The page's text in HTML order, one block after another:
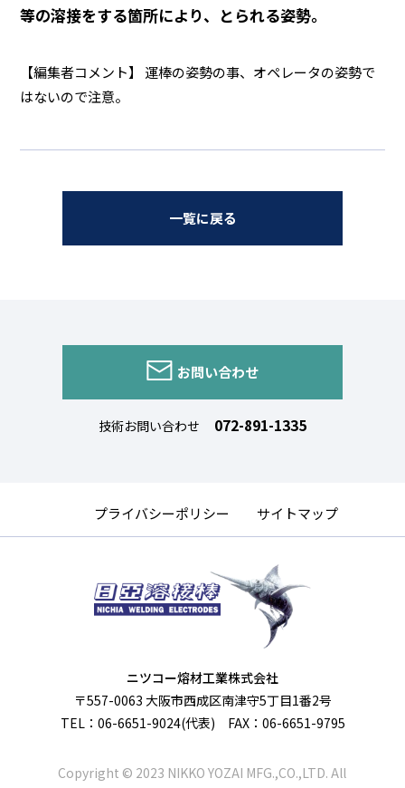
等の溶接をする箇所により、とられる姿勢。
【編集者コメント】 運棒の姿勢の事、オペレータの姿勢で
はないので注意。
一覧に戻る
お問い合わせ
技術お問い合わせ 072-891-1335
プライバシーポリシー サイトマップ
ニツコー熔材工業株式会社
〒557-0063 大阪市西成区南津守5丁目1番2号
TEL：06-6651-9024(代表) FAX：06-6651-9795
Copyright © 2023 NIKKO YOZAI MFG.,CO.,LTD. All